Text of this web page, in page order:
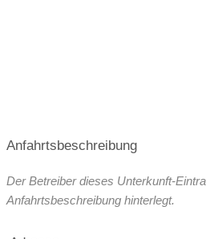
Anfahrtsbeschreibung
Der Betreiber dieses Unterkunft-
Anfahrtsbeschreibung hinterlegt.